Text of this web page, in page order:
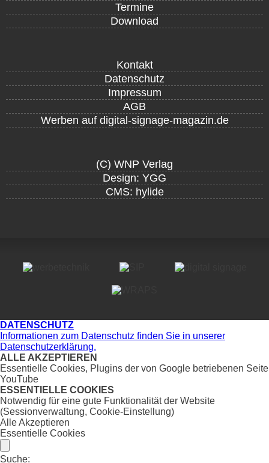
Termine
Download
Kontakt
Datenschutz
Impressum
AGB
Werben auf digital-signage-magazin.de
(C) WNP Verlag
Design: YGG
CMS: hylide
DATENSCHUTZ
Informationen zum Datenschutz finden Sie in unserer
Datenschutzerklärung.
ALLE AKZEPTIEREN
Essentielle Cookies, Plugins der von Google betriebenen Seite
YouTube
ESSENTIELLE COOKIES
Notwendig für eine gute Funktionalität der Website
(Sessionverwaltung, Cookie-Einstellung)
Alle Akzeptieren
Essentielle Cookies
Suche: